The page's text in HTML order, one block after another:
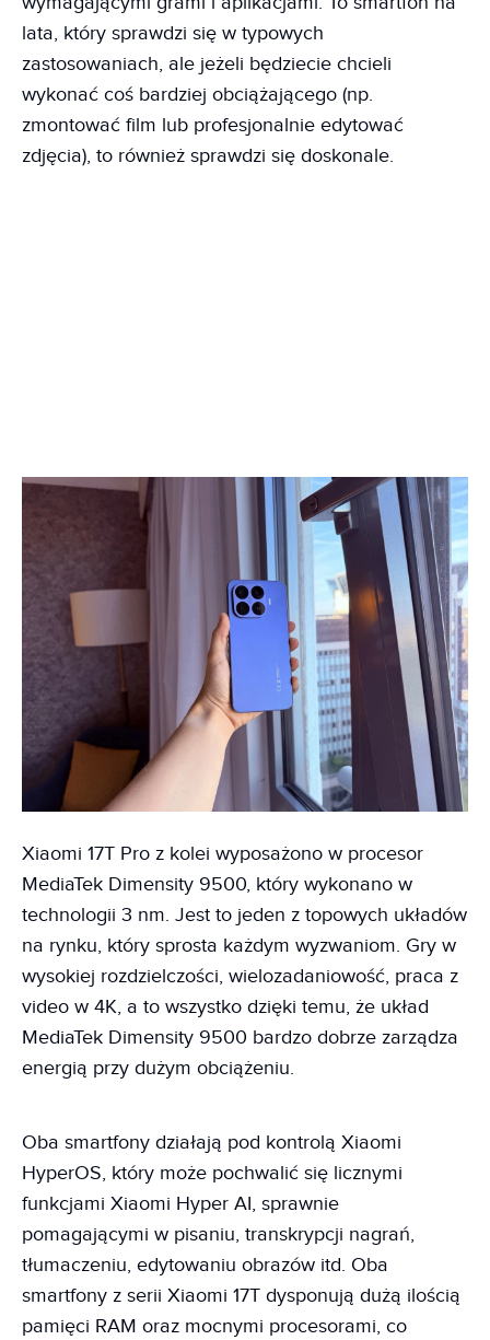
lata, który sprawdzi się w typowych
zastosowaniach, ale jeżeli będziecie chcieli
wykonać coś bardziej obciążającego (np.
zmontować film lub profesjonalnie edytować
zdjęcia), to również sprawdzi się doskonale.
Xiaomi 17T Pro z kolei wyposażono w procesor
MediaTek Dimensity 9500, który wykonano w
technologii 3 nm. Jest to jeden z topowych układów
na rynku, który sprosta każdym wyzwaniom. Gry w
wysokiej rozdzielczości, wielozadaniowość, praca z
video w 4K, a to wszystko dzięki temu, że układ
MediaTek Dimensity 9500 bardzo dobrze zarządza
energią przy dużym obciążeniu.
Oba smartfony działają pod kontrolą Xiaomi
HyperOS, który może pochwalić się licznymi
funkcjami Xiaomi Hyper AI, sprawnie
pomagającymi w pisaniu, transkrypcji nagrań,
tłumaczeniu, edytowaniu obrazów itd. Oba
smartfony z serii Xiaomi 17T dysponują dużą ilością
pamięci RAM oraz mocnymi procesorami, co